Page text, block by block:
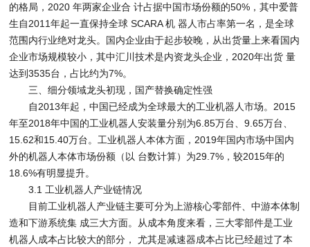
的格局，2020 年两家企业合 计占据中国市场份额的50%，其中爱普
生自2011年起一直保持全球 SCARA 机 器人市占率第一名，是全球
范围内行业绝对龙头。国内企业由于起步较晚，从出货量上来看国内
企业市场规模较小，其中汇川技术是内资龙头企业，2020年出货 量
达到3535台，占比约为7%。
三、细分领域龙头初现，国产替换确定性强
自2013年起，中国已经成为全球最大的工业机器人市场。2015
年至2018年中国的工业机器人安装量分别为6.85万台、9.65万台、
15.62和15.40万台。工业机器人本体方面，2019年国内市场中国内
外的机器人本体市场份额（以 台数计算）为29.7%，较2015年的
18.6%有明显提升。
3.1 工业机器人产业链情况
目前工业机器人产业链主要可分为上游核心零部件、中游本体制
造和下游系统集 成三大方面。从成本角度来看，三大零部件是工业
机器人成本占比较大的部分， 尤其是减速器成本占比已经超过了本